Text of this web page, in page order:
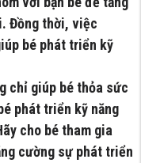
Đồng thời, việc
bé phát triển kỹ
chỉ giúp bé thỏa sức
phát triển kỹ năng
cho bé tham gia
cường sự phát triển